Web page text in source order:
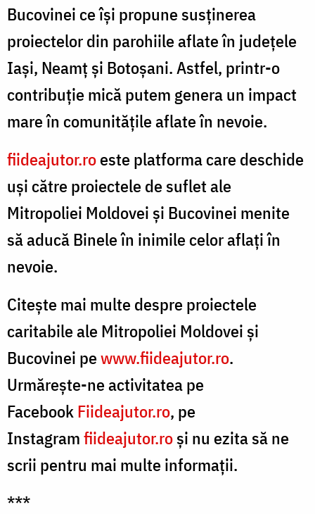
Bucovinei ce își propune susținerea
proiectelor din parohiile aflate în județele
Iași, Neamț și Botoșani. Astfel, printr-o
contribuție mică putem genera un impact
mare în comunitățile aflate în nevoie.
fiideajutor.roeste platforma care deschide
uși către proiectele de suflet ale
Mitropoliei Moldovei și Bucovinei menite
să aducă Binele în inimile celor aflați în
nevoie.
Citeşte mai multe despre proiectele
caritabile ale Mitropoliei Moldovei și
Bucovinei pewww.fiideajutor.ro.
Urmăreşte-ne activitatea pe
FacebookFiideajutor.ro, pe
Instagramfiideajutor.roşi nu ezita să ne
scrii pentru mai multe informații.
***